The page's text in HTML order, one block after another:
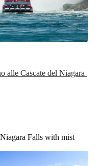
alle Cascate del Niagara
Falls with mist